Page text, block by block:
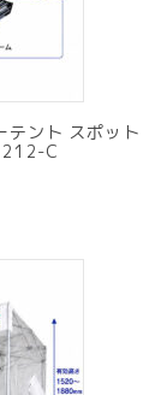
テント スポット
C